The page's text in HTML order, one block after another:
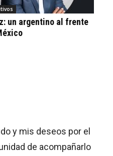
un argentino al frente
y mis deseos por el
de acompañarlo